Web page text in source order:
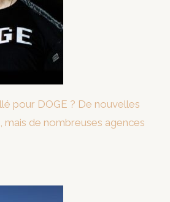
pour DOGE ? De nouvelles
de nombreuses agences